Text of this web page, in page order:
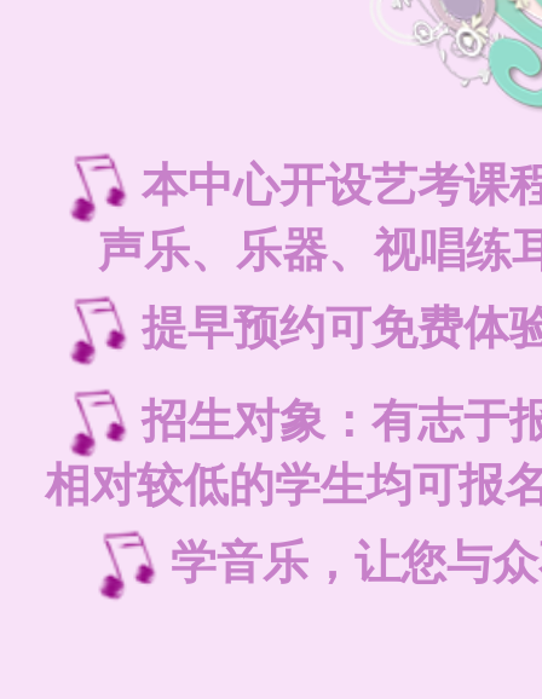
本中心开设艺考课
声乐、乐器、视唱练
提早预约可免费体
招生对象：有志于
相对较低的学生均可报
学音乐，让您与